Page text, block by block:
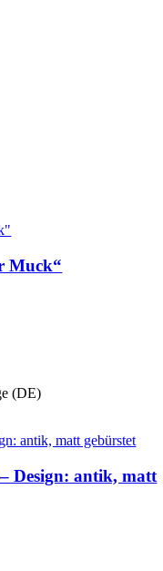
Muck“
(DE)
Design: antik, matt